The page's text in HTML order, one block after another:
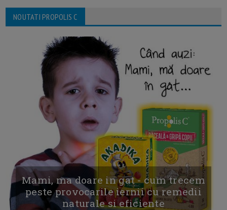
NOUTATI PROPOLIS C
Mami, ma doare in gat - cum trecem
peste provocarile iernii cu remedii
naturale si eficiente